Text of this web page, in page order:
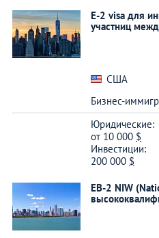
E-2 visa для
участниц
США
Бизнес-
Юридические:
от 10 000 $
Инвестиции:
200 000 $
EB-2 NIW